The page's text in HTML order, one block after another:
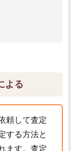
よる
頼して査定
する方法と
ます。査定